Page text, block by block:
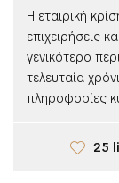
Η εταιρική
επιχειρήσεις
γενικότερο
τελευταία
πληροφορίες
25